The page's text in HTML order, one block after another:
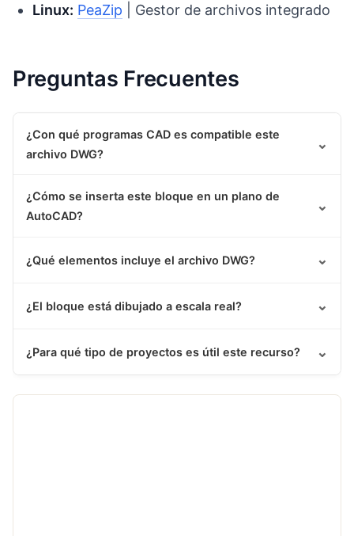
Linux: PeaZip | Gestor de archivos integrado
Preguntas Frecuentes
¿Con qué programas CAD es compatible este
archivo DWG?
⌄
¿Cómo se inserta este bloque en un plano de
AutoCAD?
⌄
¿Qué elementos incluye el archivo DWG? ⌄
¿El bloque está dibujado a escala real? ⌄
¿Para qué tipo de proyectos es útil este recurso? ⌄